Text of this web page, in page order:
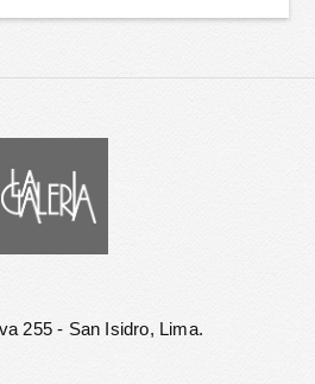
255 - San Isidro, Lima.